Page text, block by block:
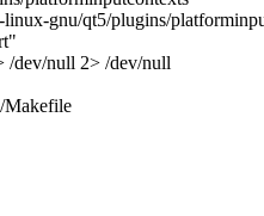
gnu/qt5/plugins/
/dev/null 2> /dev/null
Makefile